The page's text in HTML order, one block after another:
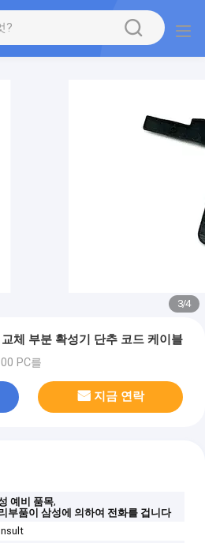
3/4
체 부분 확성기 단추 코드 케이블
PC를
지금 연락
예비 품목,
부품이 삼성에 의하여 전화를 겁니다